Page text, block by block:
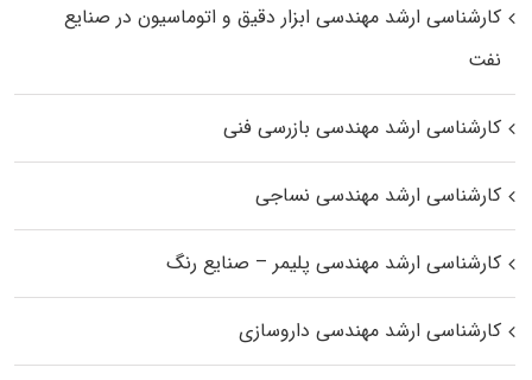
کارشناسی ارشد مهندسی ابزار دقیق و اتوماسیون در صنایع
نفت
کارشناسی ارشد مهندسی بازرسی فنی
کارشناسی ارشد مهندسی نساجی
کارشناسی ارشد مهندسی پلیمر – صنایع رنگ
کارشناسی ارشد مهندسی داروسازی